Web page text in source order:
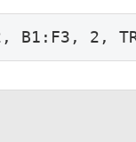
B1:F3, 2,